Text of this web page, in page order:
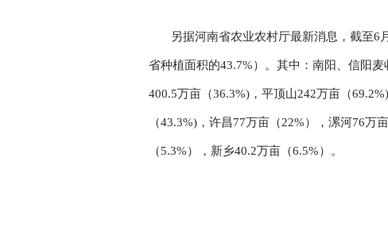
另据河南省农业农村厅最新消息，截至6
省种植面积的43.7%）。其中：南阳、信阳
400.5万亩（36.3%)，平顶山242万亩（
（43.3%)，许昌77万亩（22%），漯河76万
（5.3%），新乡40.2万亩（6.5%）。